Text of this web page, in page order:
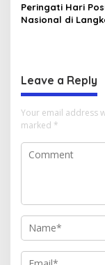
Peringati Hari
Nasional di
Leave a Reply
Your email address
marked *